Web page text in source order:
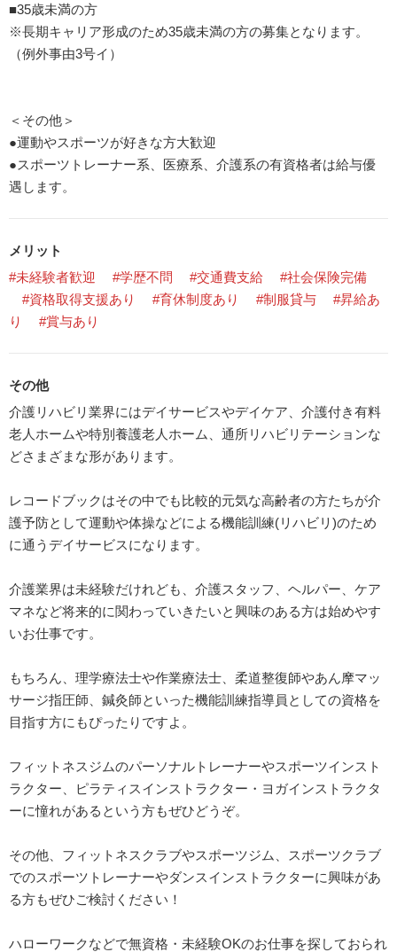
■35歳未満の方
※長期キャリア形成のため35歳未満の方の募集となります。
（例外事由3号イ）
＜その他＞
●運動やスポーツが好きな方大歓迎
●スポーツトレーナー系、医療系、介護系の有資格者は給与優
遇します。
メリット
#未経験者歓迎
#学歴不問 #交通費支給
#社会保険完備
#資格取得支援あり
#育休制度あり #制服貸与
#昇給あ
り
#賞与あり
その他
介護リハビリ業界にはデイサービスやデイケア、介護付き有料
老人ホームや特別養護老人ホーム、通所リハビリテーションな
どさまざまな形があります。
レコードブックはその中でも比較的元気な高齢者の方たちが介
護予防として運動や体操などによる機能訓練(リハビリ)のため
に通うデイサービスになります。
介護業界は未経験だけれども、介護スタッフ、ヘルパー、ケア
マネなど将来的に関わっていきたいと興味のある方は始めやす
いお仕事です。
もちろん、理学療法士や作業療法士、柔道整復師やあん摩マッ
サージ指圧師、鍼灸師といった機能訓練指導員としての資格を
目指す方にもぴったりですよ。
フィットネスジムのパーソナルトレーナーやスポーツインスト
ラクター、ピラティスインストラクター・ヨガインストラクタ
ーに憧れがあるという方もぜひどうぞ。
その他、フィットネスクラブやスポーツジム、スポーツクラブ
でのスポーツトレーナーやダンスインストラクターに興味があ
る方もぜひご検討ください！
ハローワークなどで無資格・未経験OKのお仕事を探しておられ